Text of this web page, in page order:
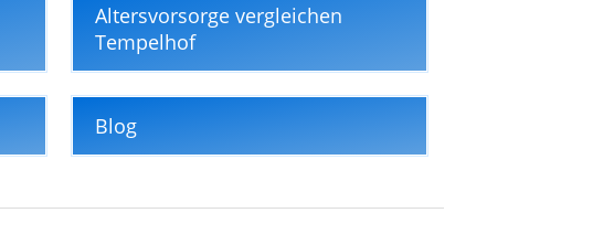
Altersvorsorge vergleichen
Tempelhof
Blog